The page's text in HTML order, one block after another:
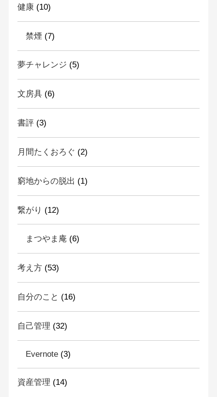
健康(10)
禁煙 (7)
夢チャレンジ (5)
文房具(6)
書評(3)
月間たくおろぐ (2)
窮地からの脱出 (1)
繋がり (12)
まつやま庵 (6)
考え方(53)
自分のこと (16)
自己管理 (32)
Evernote(3)
資産管理 (14)